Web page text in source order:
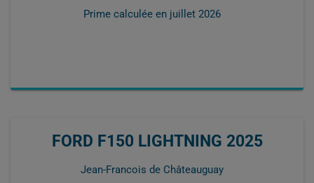
Prime calculée en juillet 2026
FORD F150 LIGHTNING 2025
Jean-Francois de Châteauguay